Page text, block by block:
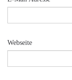
Webseite